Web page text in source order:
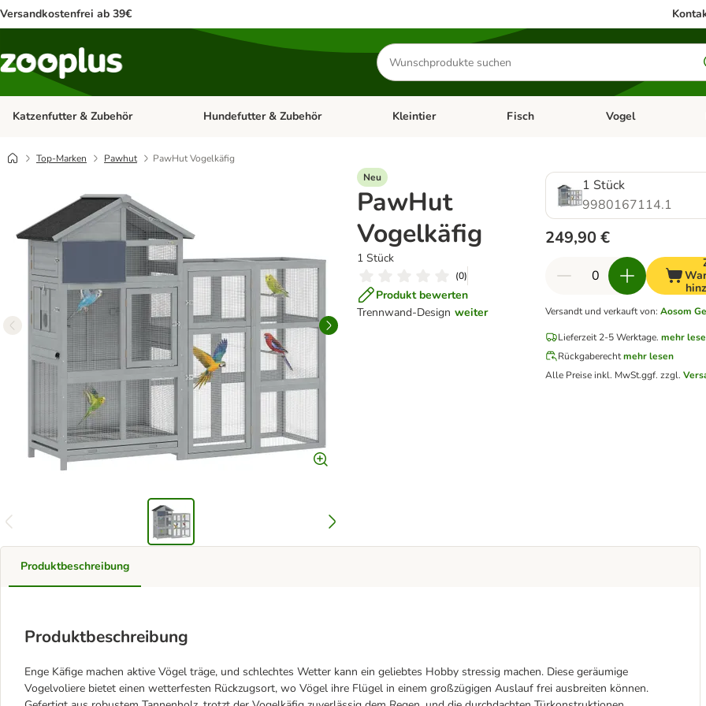
Versandkostenfrei ab 39€
Produkte
suchen
Katzenfutter & Zubehör Kategorie-Menü öffnen: Katzenfutter & Zubehör
Hundefutter & Zubehör Kategorie-Menü öffnen: Hundefutter & Zubehör
Kleintier Kategorie-Menü öffnen: Kleintier
Fisch Kategorie-Menü
Vogel
Top-Marken Pawhut
PawHut Vogelkäfig
Neu
PawHut
Vogelkäfig
1 Stück
(0)
Produkt bewerten
Trennwand-Design weiter
1 Stück
9980167114.1
249,90 €
Versandt und verkauft von: Aosom
Lieferzeit 2-5 Werktage. mehr
Rückgaberechtmehr lesen
Alle Preise inkl. MwSt.ggf. zzgl.
Produktbeschreibung
Produktbeschreibung
Enge Käfige machen aktive Vögel träge, und schlechtes Wetter kann ein geliebtes Hobby stressig machen. Diese geräumige
Vogelvoliere bietet einen wetterfesten Rückzugsort, wo Vögel ihre Flügel in einem großzügigen Auslauf frei ausbreiten können.